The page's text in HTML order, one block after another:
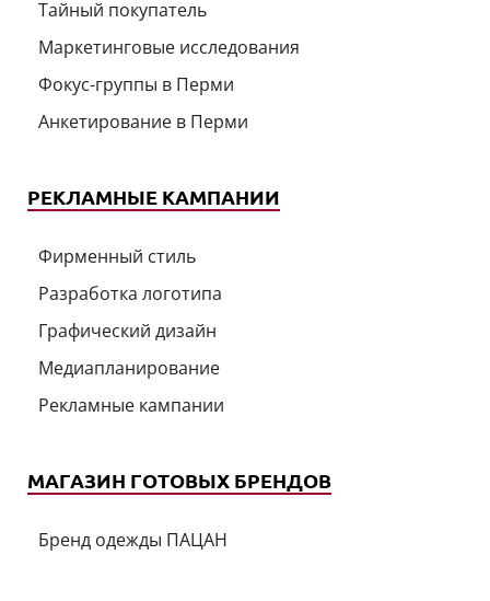
Тайный покупатель
Маркетинговые исследования
Фокус-группы в Перми
Анкетирование в Перми
РЕКЛАМНЫЕ КАМПАНИИ
Фирменный стиль
Разработка логотипа
Графический дизайн
Медиапланирование
Рекламные кампании
МАГАЗИН ГОТОВЫХ БРЕНДОВ
Бренд одежды ПАЦАН